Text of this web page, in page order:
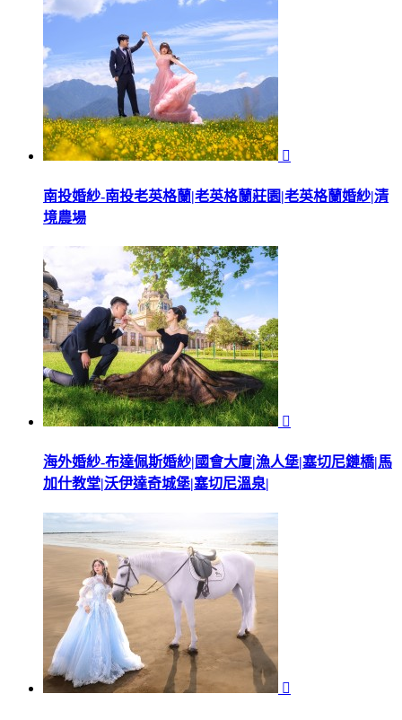

南投婚紗-南投老英格蘭|老英格蘭莊園|老英格蘭婚紗|清
境農場

海外婚紗-布達佩斯婚紗|國會大廈|漁人堡|塞切尼鏈橋|馬
加什教堂|沃伊達奇城堡|塞切尼溫泉|
